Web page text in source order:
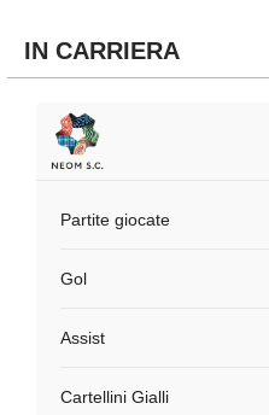
IN CARRIERA
Partite giocate
Gol
Assist
Cartellini Gialli